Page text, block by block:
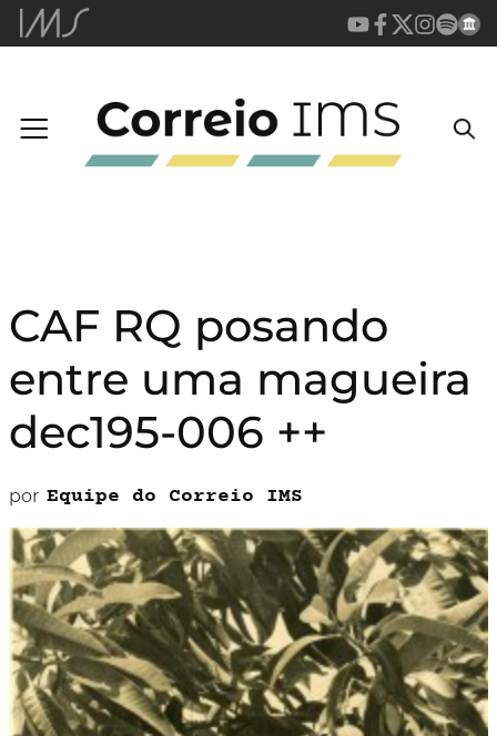
CAF RQ posando
entre uma magueira
dec195-006 ++
por Equipe do Correio IMS